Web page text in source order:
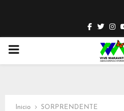
Facebook
PRIMARY
Inicio
SORPRENDENTE